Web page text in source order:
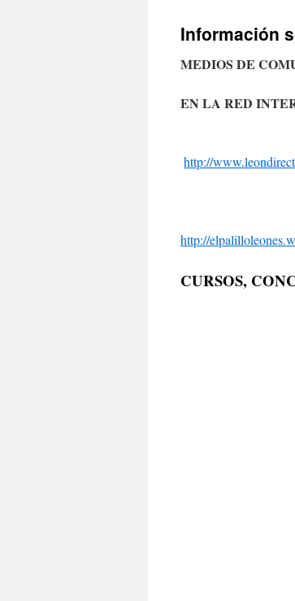
Información
MEDIOS DE
EN LA RED
http://
http://
CURSOS,